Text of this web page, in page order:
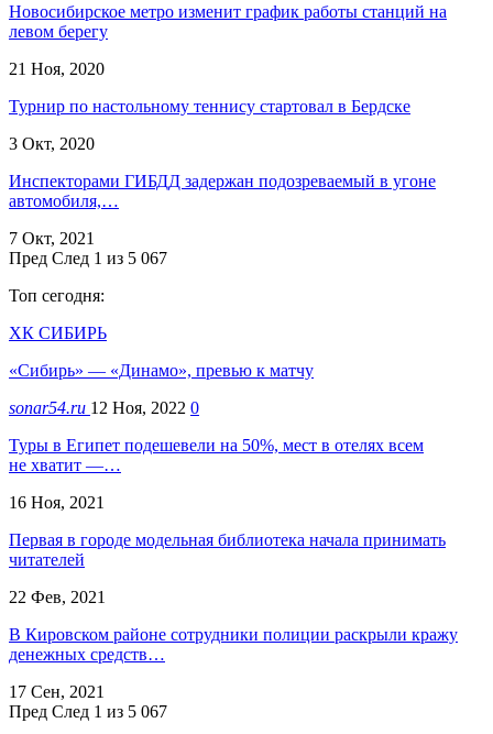
Новосибирское метро изменит график работы станций на
левом берегу
21 Ноя, 2020
Турнир по настольному теннису стартовал в Бердске
3 Окт, 2020
Инспекторами ГИБДД задержан подозреваемый в угоне
автомобиля,…
7 Окт, 2021
Пред След 1 из 5 067
Топ сегодня:
ХК СИБИРЬ
«Сибирь» — «Динамо», превью к матчу
sonar54.ru 12 Ноя, 2022 0
Туры в Египет подешевели на 50%, мест в отелях всем
не хватит —…
16 Ноя, 2021
Первая в городе модельная библиотека начала принимать
читателей
22 Фев, 2021
В Кировском районе сотрудники полиции раскрыли кражу
денежных средств…
17 Сен, 2021
Пред След 1 из 5 067